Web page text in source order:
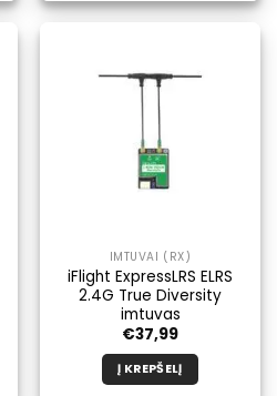
IMTUVAI (RX)
iFlight ExpressLRS ELRS
2.4G True Diversity
imtuvas
€37,99
Į KREPŠELĮ